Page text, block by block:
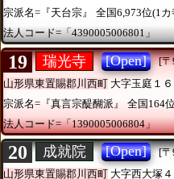
宗派名=『天台宗』
全国6,973位(1カ
法人コード=「4390005006801」
19 瑞光寺 [Open]
[〒
山形県東置賜郡川西町 大字玉庭１
宗派名=『真言宗醍醐派』
全国164
法人コード=「1390005006804」
20 成就院 [Open]
[〒
山形県東置賜郡川西町 大字西大塚